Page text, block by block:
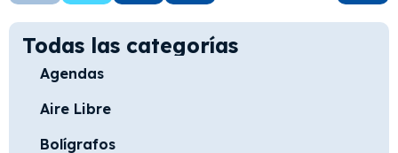
Todas las categorías
Agendas
Aire Libre
Bolígrafos